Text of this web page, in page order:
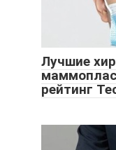
Лучшие
рейтинг